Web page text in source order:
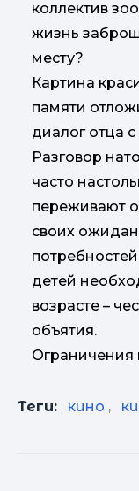
коллектив
жизнь
месту?
Картина
памяти
диалог отца
Разговор
часто
переживают
своих
детей
возрасте –
объятия.
Ограничения
Теги: кино ,